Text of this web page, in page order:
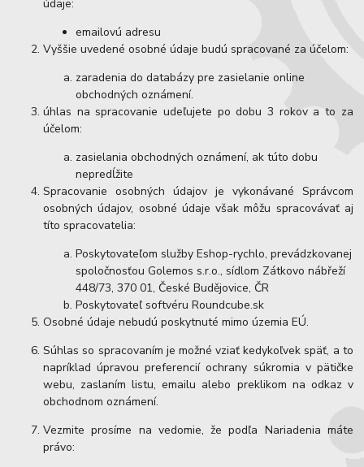
údaje:
emailovú adresu
Vyššie uvedené osobné údaje budú spracované za účelom:
zaradenia do databázy pre zasielanie online
obchodných oznámení.
úhlas na spracovanie udeľujete po dobu 3 rokov a to za
účelom:
zasielania obchodných oznámení, ak túto dobu
nepredĺžite
Spracovanie osobných údajov je vykonávané Správcom
osobných údajov, osobné údaje však môžu spracovávať aj
títo spracovatelia:
Poskytovateľom služby Eshop-rychlo, prevádzkovanej
spoločnosťou Golemos s.r.o., sídlom Zátkovo nábřeží
448/73, 370 01, České Budějovice, ČR
Poskytovateľ softvéru Roundcube.sk
Osobné údaje nebudú poskytnuté mimo územia EÚ.
Súhlas so spracovaním je možné vziať kedykoľvek späť, a to
napríklad úpravou preferencií ochrany súkromia v pätičke
webu, zaslaním listu, emailu alebo preklikom na odkaz v
obchodnom oznámení.
Vezmite prosíme na vedomie, že podľa Nariadenia máte
právo: